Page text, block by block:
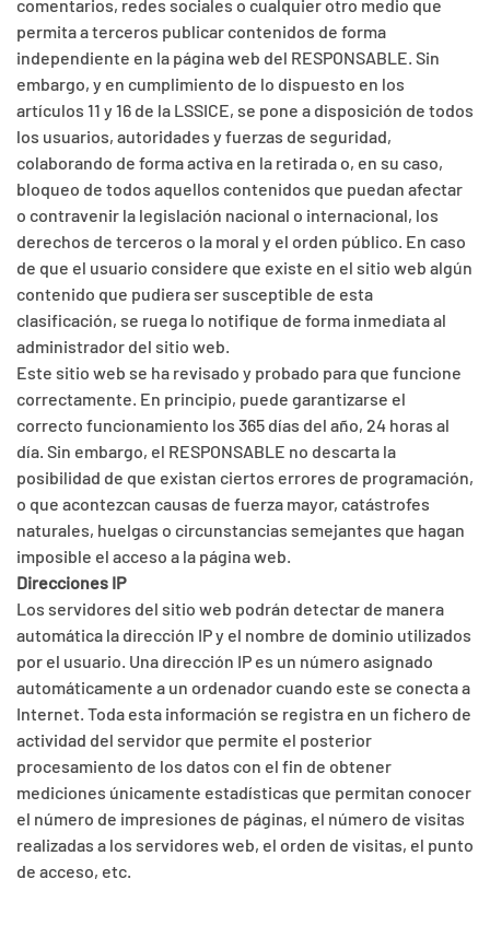
comentarios, redes sociales o cualquier otro medio que
permita a terceros publicar contenidos de forma
independiente en la página web del RESPONSABLE. Sin
embargo, y en cumplimiento de lo dispuesto en los
artículos 11 y 16 de la LSSICE, se pone a disposición de todos
los usuarios, autoridades y fuerzas de seguridad,
colaborando de forma activa en la retirada o, en su caso,
bloqueo de todos aquellos contenidos que puedan afectar
o contravenir la legislación nacional o internacional, los
derechos de terceros o la moral y el orden público. En caso
de que el usuario considere que existe en el sitio web algún
contenido que pudiera ser susceptible de esta
clasificación, se ruega lo notifique de forma inmediata al
administrador del sitio web.
Este sitio web se ha revisado y probado para que funcione
correctamente. En principio, puede garantizarse el
correcto funcionamiento los 365 días del año, 24 horas al
día. Sin embargo, el RESPONSABLE no descarta la
posibilidad de que existan ciertos errores de programación,
o que acontezcan causas de fuerza mayor, catástrofes
naturales, huelgas o circunstancias semejantes que hagan
imposible el acceso a la página web.
Direcciones IP
Los servidores del sitio web podrán detectar de manera
automática la dirección IP y el nombre de dominio utilizados
por el usuario. Una dirección IP es un número asignado
automáticamente a un ordenador cuando este se conecta a
Internet. Toda esta información se registra en un fichero de
actividad del servidor que permite el posterior
procesamiento de los datos con el fin de obtener
mediciones únicamente estadísticas que permitan conocer
el número de impresiones de páginas, el número de visitas
realizadas a los servidores web, el orden de visitas, el punto
de acceso, etc.